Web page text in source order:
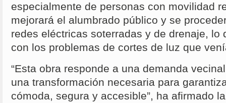
especialmente de personas con movilidad
mejorará el alumbrado público y se
redes eléctricas soterradas y de drenaje, lo
con los problemas de cortes de luz que
“Esta obra responde a una demanda
una transformación necesaria para
cómoda, segura y accesible”, ha afirmado